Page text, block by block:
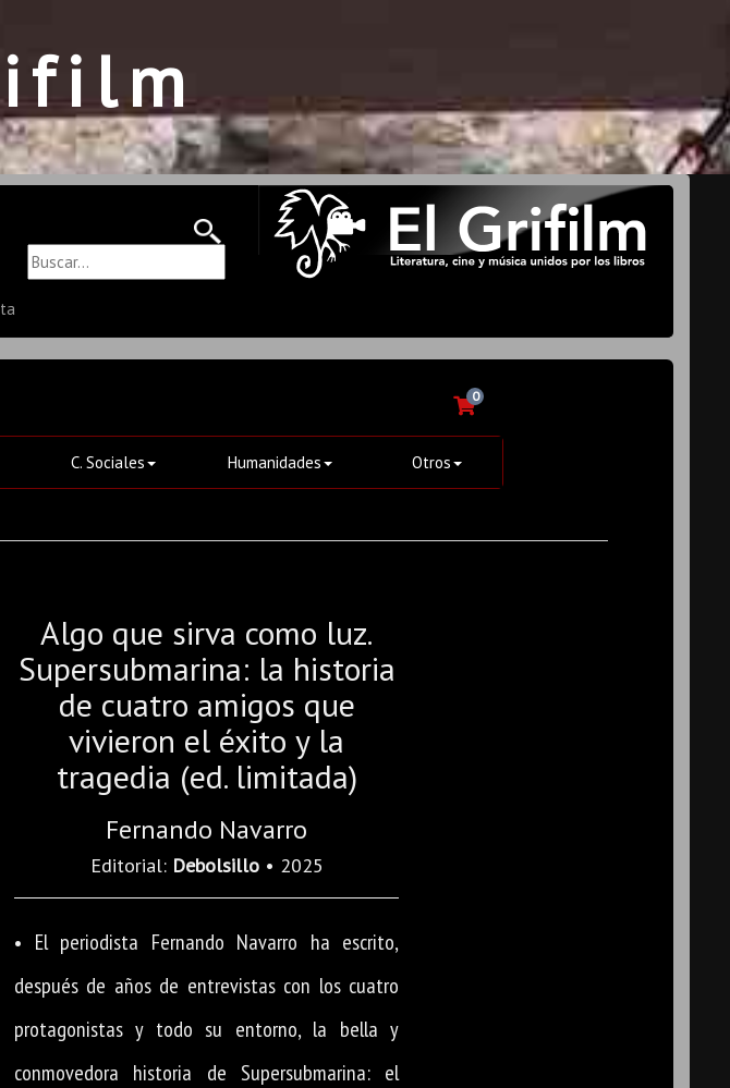
0
C. Sociales Humanidades Otros
Algo que sirva como luz.
Supersubmarina: la historia
de cuatro amigos que
vivieron el éxito y la
tragedia (ed. limitada)
Fernando Navarro
Editorial: Debolsillo• 2025
• El periodista Fernando Navarro ha escrito,
después de años de entrevistas con los cuatro
protagonistas y todo su entorno, la bella y
conmovedora historia de Supersubmarina: el